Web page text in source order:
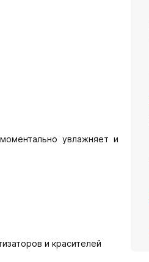
увлажняет и
и красителей